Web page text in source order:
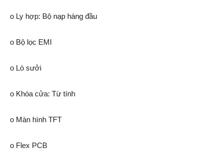
o Ly hợp: Bộ nạp hàng đầu
o Bộ lọc EMI
o Lò sưởi
o Khóa cửa: Từ tính
o Màn hình TFT
o Flex PCB